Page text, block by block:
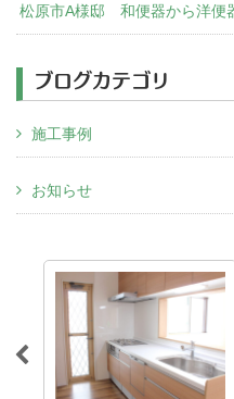
松原市A様邸 和便器から洋便
ブログカテゴリ
施工事例
お知らせ